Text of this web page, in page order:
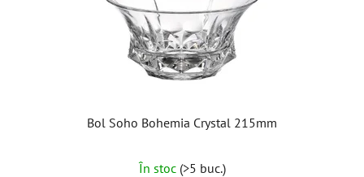
Bol Soho Bohemia Crystal 215mm
În stoc (>5 buc.)